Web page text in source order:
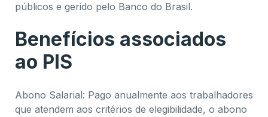
públicos e gerido pelo Banco do Brasil.
Benefícios associados
ao PIS
Abono Salarial: Pago anualmente aos trabalhadores
que atendem aos critérios de elegibilidade, o abono